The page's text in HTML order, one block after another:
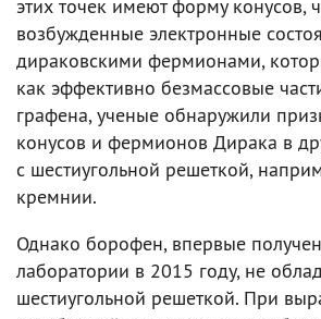
этих точек имеют форму конусов,
возбужденные электронные
дираковскими фермионами,
как эффективно безмассовые
графена, ученые обнаружили
конусов и фермионов Дирака в
с шестиугольной решеткой,
кремнии.
Однако борофен, впервые
лаборатории в 2015 году, не
шестиугольной решеткой. При